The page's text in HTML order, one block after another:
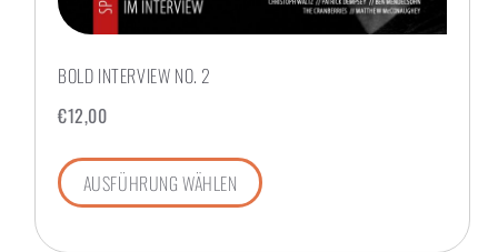
BOLD INTERVIEW NO. 2
€12,00
AUSFÜHRUNG WÄHLEN